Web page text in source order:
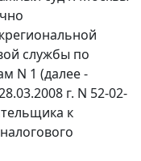
службы по
N 1 (далее -
г. N 52-02-
к